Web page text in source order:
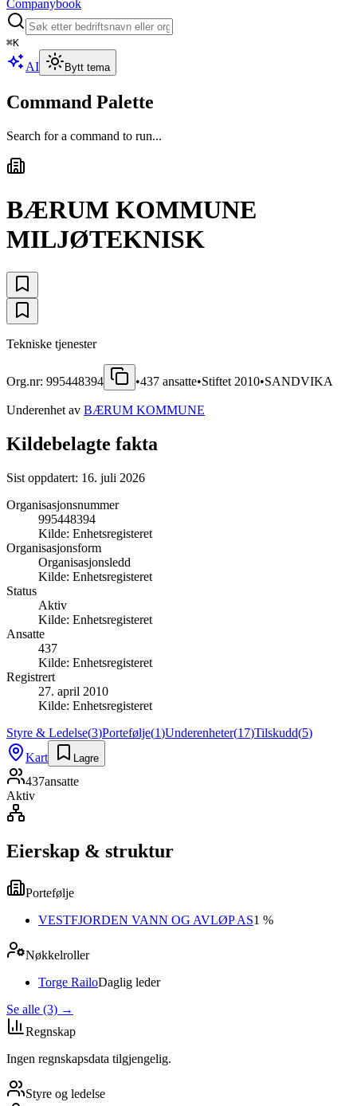
Companybook
⌘K
AI Bytt tema
Command Palette
Search for a command to run...
BÆRUM KOMMUNE
MILJØTEKNISK
Tekniske tjenester
Org.nr: 995448394 •437 ansatte•Stiftet 2010•SANDVIKA
Underenhet av BÆRUM KOMMUNE
Kildebelagte fakta
Sist oppdatert: 16. juli 2026
Organisasjonsnummer
995448394
Kilde: Enhetsregisteret
Organisasjonsform
Organisasjonsledd
Kilde: Enhetsregisteret
Status
Aktiv
Kilde: Enhetsregisteret
Ansatte
437
Kilde: Enhetsregisteret
Registrert
27. april 2010
Kilde: Enhetsregisteret
Styre & Ledelse(3)Portefølje(1)Underenheter(17)Tilskudd(5)
Kart
Lagre
437ansatte
Aktiv
Eierskap & struktur
Portefølje
VESTFJORDEN VANN OG AVLØP AS1 %
Nøkkelroller
Torge RailoDaglig leder
Se alle (3) →
Regnskap
Ingen regnskapsdata tilgjengelig.
Styre og ledelse